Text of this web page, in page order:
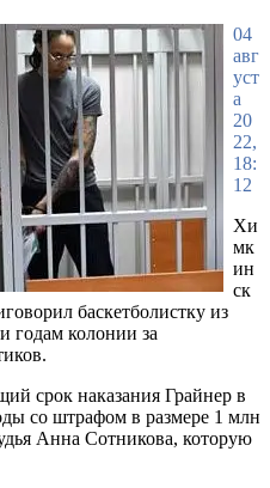
04
авг
уст
а
20
22,
18:
12
Хи
мк
ин
ск
баскетболистку из
годам колонии за
срок наказания Грайнер в
со штрафом в размере 1 млн
Анна Сотникова, которую